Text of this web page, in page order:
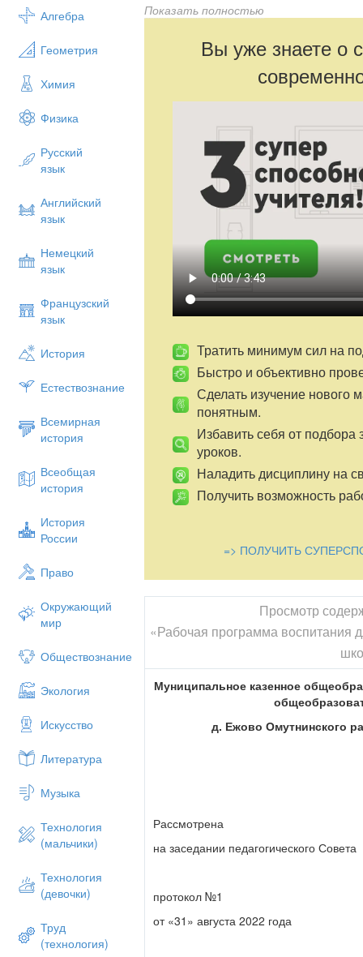
Алгебра
Геометрия
Химия
Физика
Русский
язык
Английский
язык
Немецкий
язык
Французский
язык
История
Естествознание
Всемирная
история
Всеобщая
история
История
России
Право
Окружающий
мир
Обществознание
Экология
Искусство
Литература
Музыка
Технология
(мальчики)
Технология
(девочки)
Труд
(технология)
Программа предназначена для
результатов образования,
Показать полностью
Вы уже знаете о
Тратить минимум сил на
Быстро и объективно
Сделать изучение нового
понятным.
Избавить себя от подбора
уроков.
Наладить дисциплину на
Получить возможность
=> ПОЛУЧИТЬ
Просмотр
«Рабочая программа воспитания
Муниципальное казенное
д. Ежово Омутнинского
Рассмотрена
на заседании педагогического Совета
протокол №1
от «31» августа 2022 года